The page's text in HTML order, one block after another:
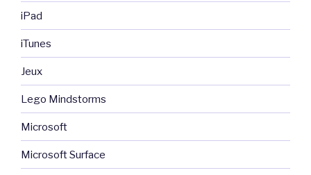
iPad
iTunes
Jeux
Lego Mindstorms
Microsoft
Microsoft Surface